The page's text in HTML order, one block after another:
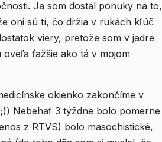
Ja som dostal ponuky na to,
oni sú tí, čo držia v rukách kľúč
viery, pretože som v jadre
ťažšie ako tá v mojom
okienko zakončíme v
Nebehať 3 týždne bolo pomerne
z RTVS) bolo masochistické,